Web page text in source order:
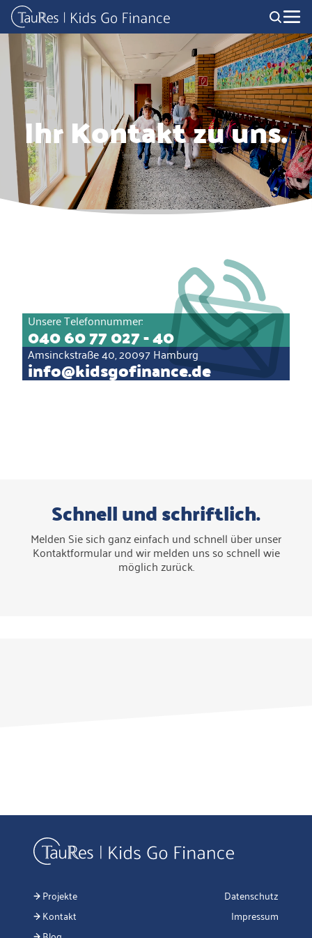
Ihr Kontakt zu uns.
Unsere Telefonnummer:
040 60 77 027 - 40
Amsinckstraße 40, 20097 Hamburg
info@kidsgofinance.de
Schnell und schriftlich.
Melden Sie sich ganz einfach und schnell über unser
Kontaktformular und wir melden uns so schnell wie
möglich zurück.
Projekte
Kontakt
Datenschutz
Impressum